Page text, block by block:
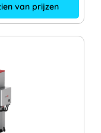
van prijzen